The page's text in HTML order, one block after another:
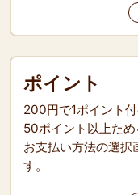
ポイント
200円で1ポイント付
50ポイント以上ため
お支払い方法の選択
す。